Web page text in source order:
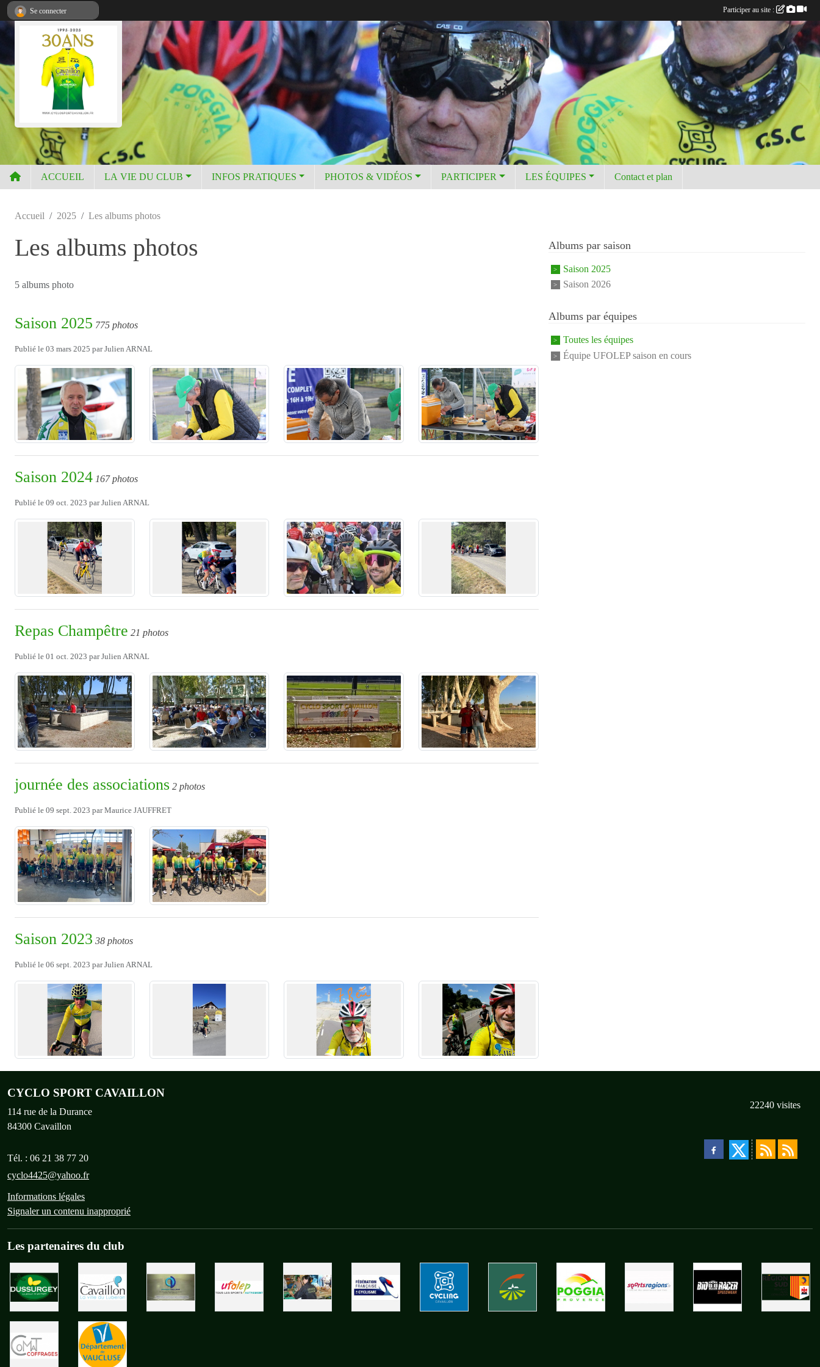
ACCUEIL LA VIE DU CLUB INFOS PRATIQUES PHOTOS & VIDÉOS PARTICIPER LES ÉQUIPES Contact et plan
Accueil 2025 Les albums photos
Les albums photos
5 albums photo
Saison 2025 775 photos
Publié le 03 mars 2025 parJulien ARNAL
Saison 2024 167 photos
Publié le 09 oct. 2023 parJulien ARNAL
Repas Champêtre 21 photos
Publié le 01 oct. 2023 parJulien ARNAL
journée des associations 2 photos
Publié le 09 sept. 2023 parMaurice JAUFFRET
Saison 2023 38 photos
Publié le 06 sept. 2023 parJulien ARNAL
Albums par saison
Saison 2025
Saison 2026
Albums par équipes
Toutes les équipes
Équipe UFOLEP saison en cours
CYCLO SPORT CAVAILLON
114 rue de la Durance
84300 Cavaillon
Tél. : 06 21 38 77 20
cyclo4425@yahoo.fr
Informations légales
Signaler un contenu inapproprié
22240 visites
Les partenaires du club
Se connecter Participer au site :
Panneau de gestion des cookies